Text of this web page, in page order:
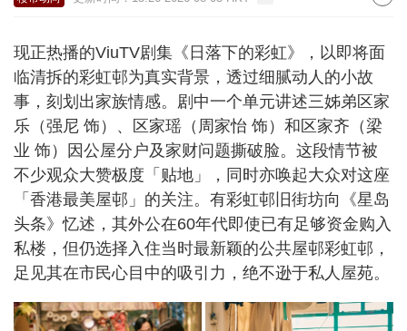
现正热播的ViuTV剧集《日落下的彩虹》，以即将面
临清拆的彩虹邨为真实背景，透过细腻动人的小故
事，刻划出家族情感。剧中一个单元讲述三姊弟区家
乐（强尼 饰）、区家瑶（周家怡 饰）和区家齐（梁
业 饰）因公屋分户及家财问题撕破脸。这段情节被
不少观众大赞极度「贴地」，同时亦唤起大众对这座
「香港最美屋邨」的关注。有彩虹邨旧街坊向《星岛
头条》忆述，其外公在60年代即使已有足够资金购入
私楼，但仍选择入住当时最新颖的公共屋邨彩虹邨，
足见其在市民心目中的吸引力，绝不逊于私人屋苑。